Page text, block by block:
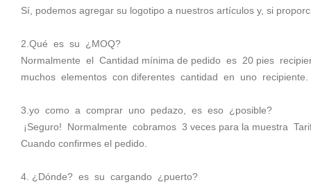
Sí, podemos agregar su logotipo a nuestros artículos y, si
2.Qué es su ¿MOQ?
Normalmente el Cantidad mínima de pedido es 20 pies
muchos elementos con diferentes cantidad en uno recipiente.
3.yo como a comprar uno pedazo, es eso ¿posible?
¡Seguro! Normalmente cobramos 3 veces para la muestra
Cuando confirmes el pedido.
4. ¿Dónde? es su cargando ¿puerto?